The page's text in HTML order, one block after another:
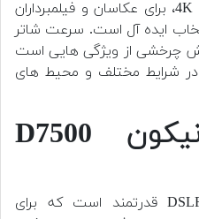
عالی، و قابلیت های فیلمبرداری 4K، برای عکاسان و فیلمبرداران
ایده آل است. سرعت شاتر
چرخشی از ویژگی هایی است
در شرایط مختلف و محیط های
جمع بندی نیکون D7500
یک دوربین DSLR قدرتمند است که برای